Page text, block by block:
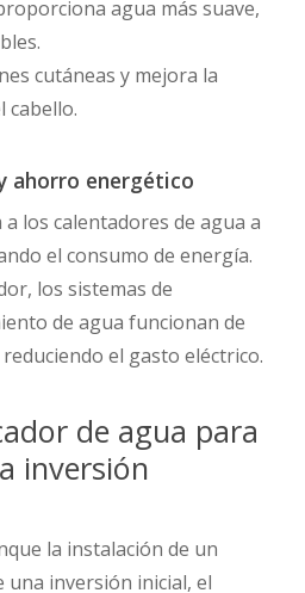
agua más suave,
cutáneas y mejora la
cabello.
ahorro energético
los calentadores de agua a
el consumo de energía.
los sistemas de
de agua funcionan de
el gasto eléctrico.
de agua para
inversión
la instalación de un
una inversión inicial, el